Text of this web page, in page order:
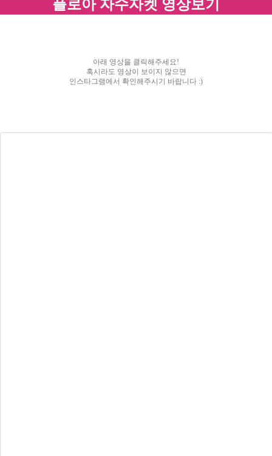
플로아 자수자켓 영상보기
아래 영상을 클릭해주세요!
혹시라도 영상이 보이지 않으면
인스타그램에서 확인해주시기 바랍니다 :)